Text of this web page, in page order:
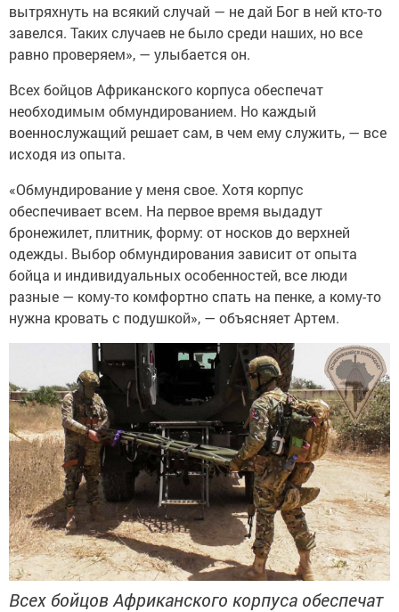
вытряхнуть на всякий случай — не дай Бог в ней кто-то
завелся. Таких случаев не было среди наших, но все
равно проверяем», — улыбается он.
Всех бойцов Африканского корпуса обеспечат
необходимым обмундированием. Но каждый
военнослужащий решает сам, в чем ему служить, — все
исходя из опыта.
«Обмундирование у меня свое. Хотя корпус
обеспечивает всем. На первое время выдадут
бронежилет, плитник, форму: от носков до верхней
одежды. Выбор обмундирования зависит от опыта
бойца и индивидуальных особенностей, все люди
разные — кому-то комфортно спать на пенке, а кому-то
нужна кровать с подушкой», — объясняет Артем.
Всех бойцов Африканского корпуса обеспечат